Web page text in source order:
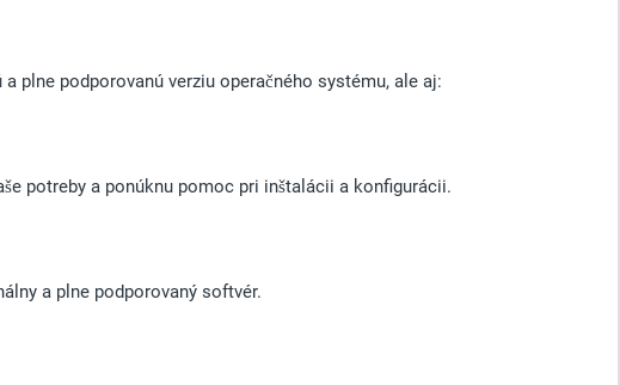
plne podporovanú verziu operačného systému, ale aj:
potreby a ponúknu pomoc pri inštalácii a konfigurácii.
a plne podporovaný softvér.